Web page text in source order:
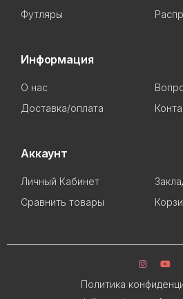
Футляры
Информация
О нас
Доставка/оплата
Аккаунт
Личный Кабинет
Сравнить товары
Политика